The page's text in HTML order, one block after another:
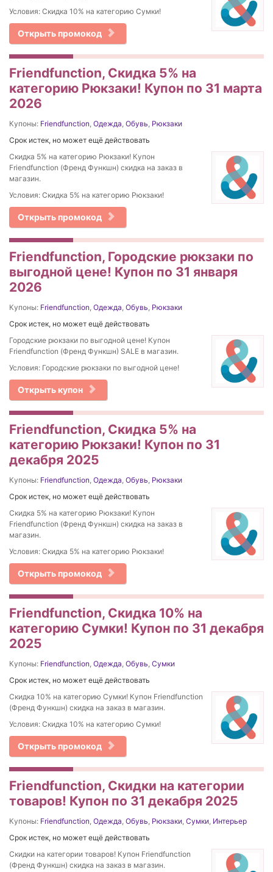
Условия: Скидка 10% на категорию Сумки!
Открыть промокод
Friendfunction, Скидка 5% на
категорию Рюкзаки! Купон по 31 марта
2026
Купоны: Friendfunction, Одежда, Обувь, Рюкзаки
Срок истек, но может ещё действовать
Скидка 5% на категорию Рюкзаки! Купон
Friendfunction (Френд Функшн) скидка на заказ в
магазин.
Условия: Скидка 5% на категорию Рюкзаки!
Открыть промокод
Friendfunction, Городские рюкзаки по
выгодной цене! Купон по 31 января
2026
Купоны: Friendfunction, Одежда, Обувь, Рюкзаки
Срок истек, но может ещё действовать
Городские рюкзаки по выгодной цене! Купон
Friendfunction (Френд Функшн) SALE в магазин.
Условия: Городские рюкзаки по выгодной цене!
Открыть купон
Friendfunction, Скидка 5% на
категорию Рюкзаки! Купон по 31
декабря 2025
Купоны: Friendfunction, Одежда, Обувь, Рюкзаки
Срок истек, но может ещё действовать
Скидка 5% на категорию Рюкзаки! Купон
Friendfunction (Френд Функшн) скидка на заказ в
магазин.
Условия: Скидка 5% на категорию Рюкзаки!
Открыть промокод
Friendfunction, Скидка 10% на
категорию Сумки! Купон по 31 декабря
2025
Купоны: Friendfunction, Одежда, Обувь, Сумки
Срок истек, но может ещё действовать
Скидка 10% на категорию Сумки! Купон Friendfunction
(Френд Функшн) скидка на заказ в магазин.
Условия: Скидка 10% на категорию Сумки!
Открыть промокод
Friendfunction, Скидки на категории
товаров! Купон по 31 декабря 2025
Купоны: Friendfunction, Одежда, Обувь, Рюкзаки, Сумки, Интерьер
Срок истек, но может ещё действовать
Скидки на категории товаров! Купон Friendfunction
(Френд Функшн) скидка на заказ в магазин.